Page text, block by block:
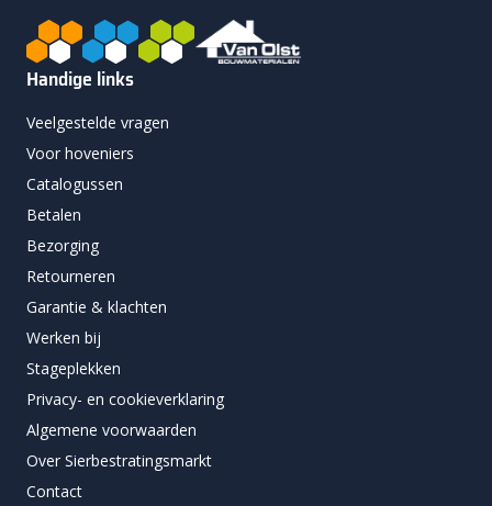
Handige links
Veelgestelde vragen
Voor hoveniers
Catalogussen
Betalen
Bezorging
Retourneren
Garantie & klachten
Werken bij
Stageplekken
Privacy- en cookieverklaring
Algemene voorwaarden
Over Sierbestratingsmarkt
Contact